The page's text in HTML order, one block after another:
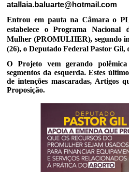
atallaia.baluarte@hotmail.com
Entrou em pauta na Câmara o
estabelece o Programa Nacional
Mulher (PROMULHER), segundo
(26), o Deputado Federal Pastor
O Projeto vem gerando
segmentos da esquerda. Estes
de intenções mascaradas, Artigos
Proposição.